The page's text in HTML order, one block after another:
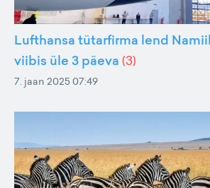
Lufthansa tütarfirma lend
viibis üle 3 päeva (3)
7. jaan 2025 07:49